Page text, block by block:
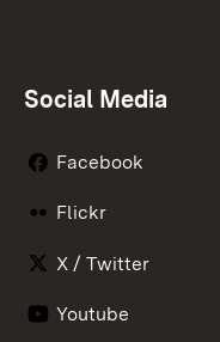
Social Media
Facebook
Flickr
X / Twitter
Youtube